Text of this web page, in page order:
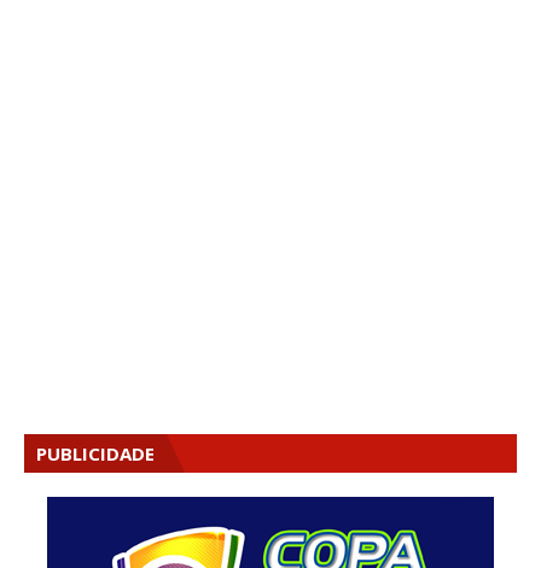
PUBLICIDADE